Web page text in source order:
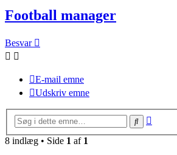
Football manager
Besvar
E-mail emne
Udskriv emne
Søg
8 indlæg • Side 1 af 1